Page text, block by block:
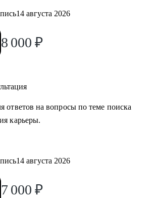
звена и Директорам
коммерции (E-commerce)
менеджеры, HR бизнес-
и ключевым экспертам:
менеджеры, Маркетологи,
Торговые представители
Торговому персоналу: Продавцы-
14 августа 2026
8 000 ₽
ответов на вопросы по теме поиска
карьеры.
14 августа 2026
7 000 ₽